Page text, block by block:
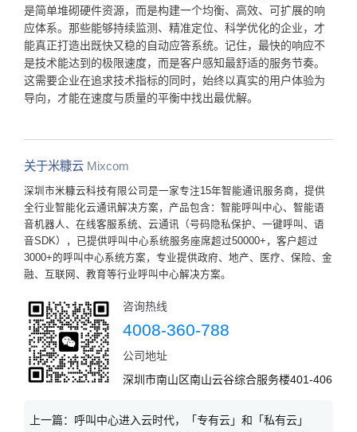
是简单堆砌硬件资源，而是构建一个均衡、高效、可扩展的响
应体系。那些能够持续监测、精准定位、科学优化的企业，才
能真正打造出既快又稳的自动应答系统。记住，最快的响应不
是技术能达到的极限速度，而是客户感知最舒适的服务节奏。
这需要企业在追求技术指标的同时，始终以真实的用户体验为
导向，才能在速度与质量的平衡中找出最优解。
关于米糠云 Mixcom
深圳市米糠云科技有限公司是一家专注15年智能通讯服务商，提供
全行业智能化云通讯解决方案，产品包含：智能呼叫中心、智能语
音机器人、在线客服系统、云通讯（号码隐私保护、一键呼叫、语
音SDK），已提供呼叫中心系统服务座席超过50000+，客户超过
3000+的呼叫中心系统方案，专业提供政府、地产、医疗、保险、金
融、互联网、教育等行业呼叫中心解决方案。
咨询热线
4008-360-788
公司地址
深圳市南山区南山云谷综合服务楼401-406
上一篇： 呼叫中心进入云时代，「专有云」和「私有云」